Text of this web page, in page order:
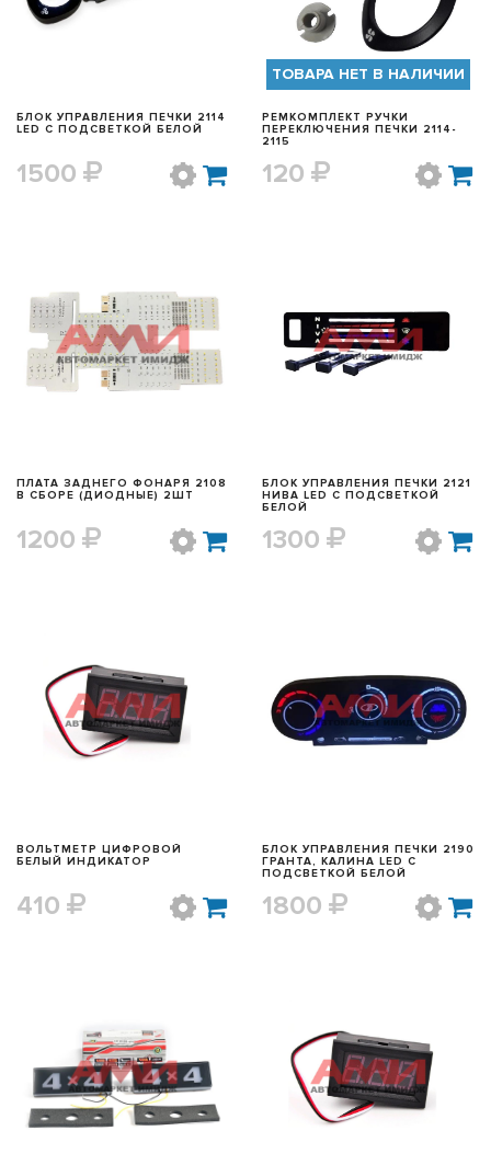
БЛОК УПРАВЛЕНИЯ ПЕЧКИ 2114
LED С ПОДСВЕТКОЙ БЕЛОЙ
1500
ТОВАРА НЕТ В НАЛИЧИИ
РЕМКОМПЛЕКТ РУЧКИ
ПЕРЕКЛЮЧЕНИЯ ПЕЧКИ 2114-
2115
120
БЫСТРЫЙ ПРОСМОТР
ПЛАТА ЗАДНЕГО ФОНАРЯ 2108
В СБОРЕ (ДИОДНЫЕ) 2ШТ
1200
БЫСТРЫЙ ПРОСМОТР
БЛОК УПРАВЛЕНИЯ ПЕЧКИ 2121
НИВА LED С ПОДСВЕТКОЙ
БЕЛОЙ
1300
БЫСТРЫЙ ПРОСМОТР
ВОЛЬТМЕТР ЦИФРОВОЙ
БЕЛЫЙ ИНДИКАТОР
410
БЫСТРЫЙ ПРОСМОТР
БЛОК УПРАВЛЕНИЯ ПЕЧКИ 2190
ГРАНТА, КАЛИНА LED С
ПОДСВЕТКОЙ БЕЛОЙ
1800
БЫСТРЫЙ ПРОСМОТР БЫСТРЫЙ ПРОСМОТР